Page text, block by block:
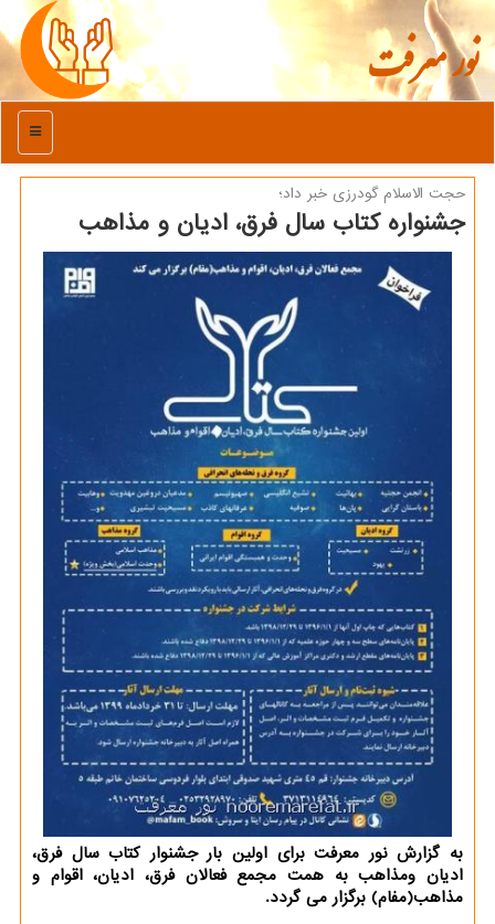
نور معرفت
منو
حجت الاسلام گودرزی خبر داد؛
جشنواره كتاب سال فرق، ادیان و مذاهب
به گزارش نور معرفت برای اولین بار جشنوار كتاب سال فرق،
ادیان ومذاهب به همت مجمع فعالان فرق، ادیان، اقوام و
مذاهب(مفام) برگزار می گردد.